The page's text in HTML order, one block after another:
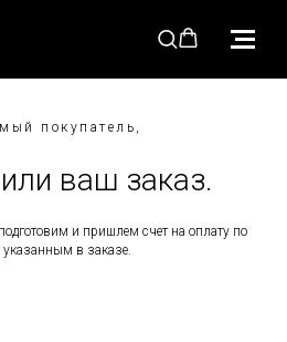
покупатель,
ваш заказ.
и пришлем счет на оплату по
в заказе.